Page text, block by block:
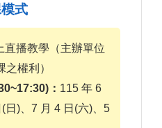
式
直播教學（主辦單位
權利）
： 115 年 6
日)、7 月 4 日(六)、5